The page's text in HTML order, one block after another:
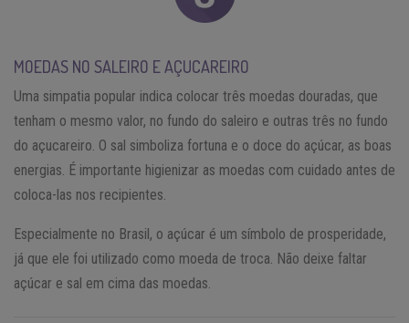
MOEDAS NO SALEIRO E AÇUCAREIRO
Uma simpatia popular indica colocar três moedas douradas, que
tenham o mesmo valor, no fundo do saleiro e outras três no fundo
do açucareiro. O sal simboliza fortuna e o doce do açúcar, as boas
energias. É importante higienizar as moedas com cuidado antes de
coloca-las nos recipientes.
Especialmente no Brasil, o açúcar é um símbolo de prosperidade,
já que ele foi utilizado como moeda de troca. Não deixe faltar
açúcar e sal em cima das moedas.